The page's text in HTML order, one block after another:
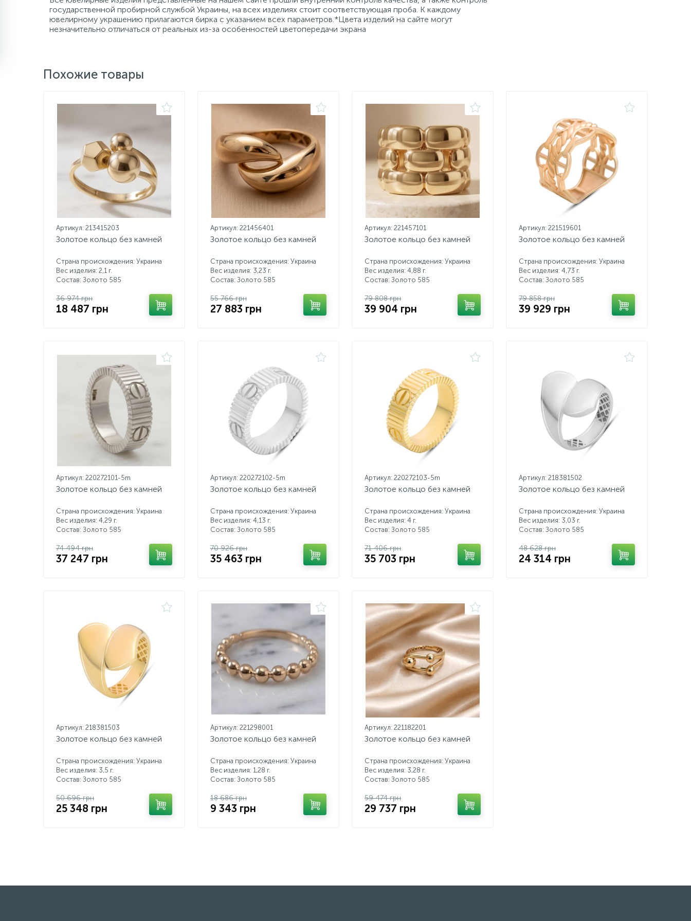
государственной пробирной службой Украины, на всех изделиях стоит соответствующая проба. К каждому
ювелирному украшению прилагаются бирка с указанием всех параметров.*Цвета изделий на сайте могут
незначительно отличаться от реальных из-за особенностей цветопередачи экрана
Похожие товары
Артикул: 213415203
Золотое кольцо без камней
Страна происхождения: Украина
Вес изделия: 2,1 г.
Состав: Золото 585
36 974 грн
18 487 грн
Артикул: 221456401
Золотое кольцо без камней
Страна происхождения: Украина
Вес изделия: 3,23 г.
Состав: Золото 585
55 766 грн
27 883 грн
Артикул: 221457101
Золотое кольцо без камней
Страна происхождения: Украина
Вес изделия: 4,88 г.
Состав: Золото 585
79 808 грн
39 904 грн
Артикул: 221519601
Золотое кольцо без камней
Страна происхождения: Украина
Вес изделия: 4,73 г.
Состав: Золото 585
79 858 грн
39 929 грн
Артикул: 220272101-5m
Золотое кольцо без камней
Страна происхождения: Украина
Вес изделия: 4,29 г.
Состав: Золото 585
74 494 грн
37 247 грн
Артикул: 220272102-5m
Золотое кольцо без камней
Страна происхождения: Украина
Вес изделия: 4,13 г.
Состав: Золото 585
70 926 грн
35 463 грн
Артикул: 220272103-5m
Золотое кольцо без камней
Страна происхождения: Украина
Вес изделия: 4 г.
Состав: Золото 585
71 406 грн
35 703 грн
Артикул: 218381502
Золотое кольцо без камней
Страна происхождения: Украина
Вес изделия: 3,03 г.
Состав: Золото 585
48 628 грн
24 314 грн
Артикул: 218381503
Золотое кольцо без камней
Страна происхождения: Украина
Вес изделия: 3,5 г.
Состав: Золото 585
50 696 грн
25 348 грн
Артикул: 221298001
Золотое кольцо без камней
Страна происхождения: Украина
Вес изделия: 1,28 г.
Состав: Золото 585
18 686 грн
9 343 грн
Артикул: 221182201
Золотое кольцо без камней
Страна происхождения: Украина
Вес изделия: 3,28 г.
Состав: Золото 585
59 474 грн
29 737 грн